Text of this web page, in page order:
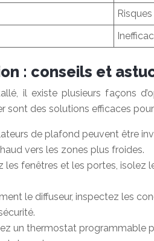
: conseils et
il existe plusieurs façons
sont des solutions efficaces
de plafond peuvent être
vers les zones plus froides.
les fenêtres et les portes, isolez
le diffuseur, inspectez les
un thermostat programmable